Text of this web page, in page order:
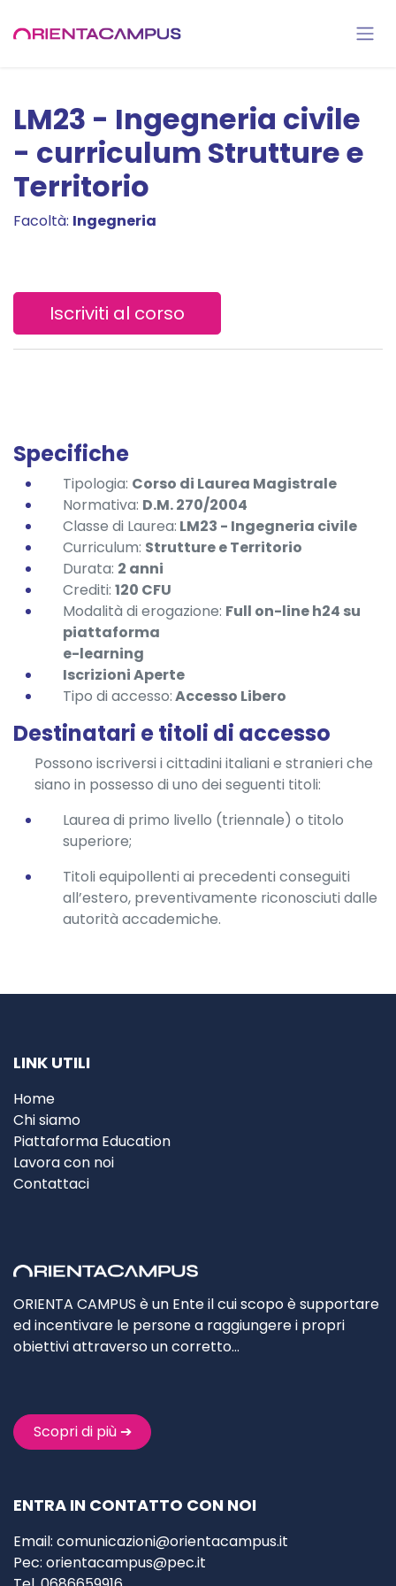
LM23 - Ingegneria civile
- curriculum Strutture e
Territorio
Facoltà: Ingegneria
Iscriviti al corso
Specifiche
Tipologia: Corso di Laurea Magistrale
Normativa: D.M. 270/2004
Classe di Laurea: LM23 - Ingegneria civile
Curriculum: Strutture e Territorio
Durata: 2 anni
Crediti: 120 CFU
Modalità di erogazione: Full on-line h24 su
piattaforma
e-learning
Iscrizioni Aperte
Tipo di accesso:Accesso Libero
Destinatari e titoli di accesso
Possono iscriversi i cittadini italiani e stranieri che
siano in possesso di uno dei seguenti titoli:
Laurea di primo livello (triennale) o titolo
superiore;
Titoli equipollenti ai precedenti conseguiti
all’estero, preventivamente riconosciuti dalle
autorità accademiche.
LINK UTILI
Home
Chi siamo
Piattaforma Education
Lavora con noi
Contattaci
ORIENTA CAMPUS è un Ente il cui scopo è supportare
ed incentivare le persone a raggiungere i propri
obiettivi attraverso un corretto…
Scopri di più ➔
ENTRA IN CONTATTO CON NOI
Email: comunicazioni@orientacampus.it
Pec: orientacampus@pec.it